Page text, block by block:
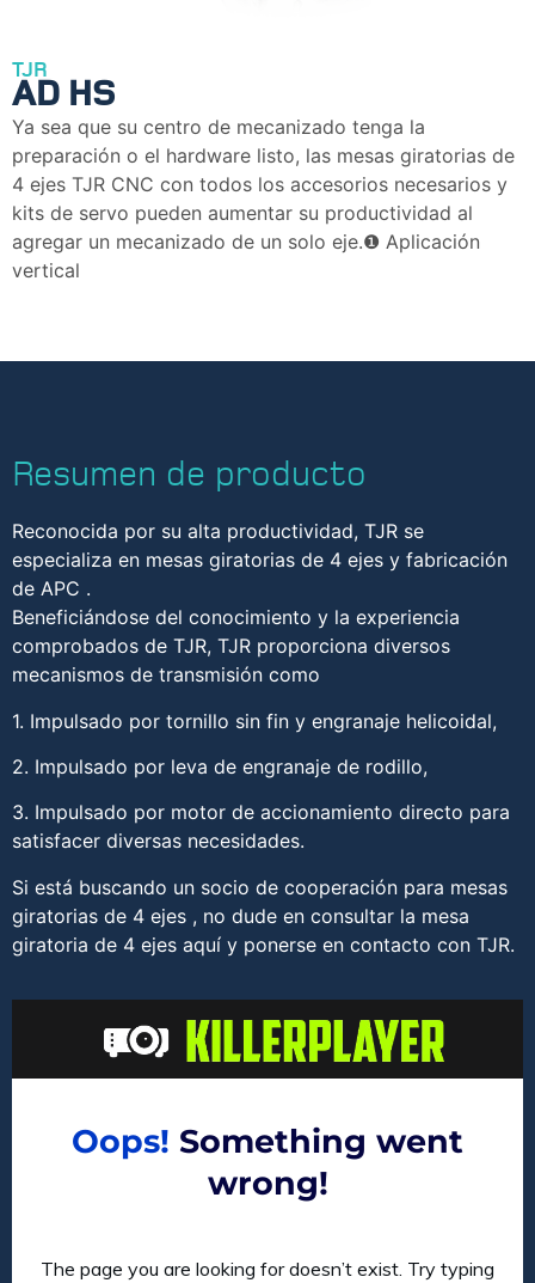
TJR
AD HS
Ya sea que su centro de mecanizado tenga la
preparación o el hardware listo, las mesas giratorias de
4 ejes TJR CNC con todos los accesorios necesarios y
kits de servo pueden aumentar su productividad al
agregar un mecanizado de un solo eje.❶ Aplicación
vertical
Resumen de producto
Reconocida por su alta productividad, TJR se
especializa en mesas giratorias de 4 ejes y fabricación
de APC .
Beneficiándose del conocimiento y la experiencia
comprobados de TJR, TJR proporciona diversos
mecanismos de transmisión como
1. Impulsado por tornillo sin fin y engranaje helicoidal,
2. Impulsado por leva de engranaje de rodillo,
3. Impulsado por motor de accionamiento directo para
satisfacer diversas necesidades.
Si está buscando un socio de cooperación para mesas
giratorias de 4 ejes , no dude en consultar la mesa
giratoria de 4 ejes aquí y ponerse en contacto con TJR.